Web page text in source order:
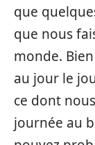
que
que nous
monde.
au jour le
ce dont
journée au